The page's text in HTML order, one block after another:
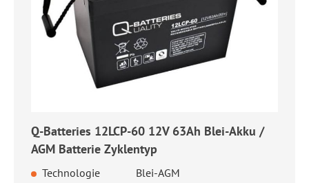
Q-Batteries 12LCP-60 12V 63Ah Blei-Akku /
AGM Batterie Zyklentyp
Technologie
Blei-AGM